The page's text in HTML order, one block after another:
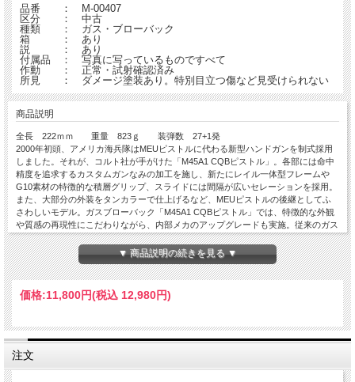
品番 ： M-00407
区分 ： 中古
種類 ： ガス・ブローバック
箱 ： あり
説 ： あり
付属品 ： 写真に写っているものですべて
作動 ： 正常・試射確認済み
所見 ： ダメージ塗装あり。特別目立つ傷など見受けられない
商品説明
全長 222ｍｍ 重量 823ｇ 装弾数 27+1発
2000年初頭、アメリカ海兵隊はMEUピストルに代わる新型ハンドガンを制式採用
しました。それが、コルト社が手がけた「M45A1 CQBピストル」。各部には命中
精度を追求するカスタムガンなみの加工を施し、新たにレイル一体型フレームや
G10素材の特徴的な積層グリップ、スライドには間隔が広いセレーションを採用。
また、大部分の外装をタンカラーで仕上げるなど、MEUピストルの後継としてふ
さわしいモデル。ガスブローバック「M45A1 CQBピストル」では、特徴的な外観
や質感の再現性にこだわりながら、内部メカのアップグレードも実施。従来のガス
ブローバック・ガバメントモデルに比べ、リコイルショックの強化や作動の安定性
向上を実現。
▼ 商品説明の続きを見る ▼
価格:11,800円(税込 12,980円)
注文